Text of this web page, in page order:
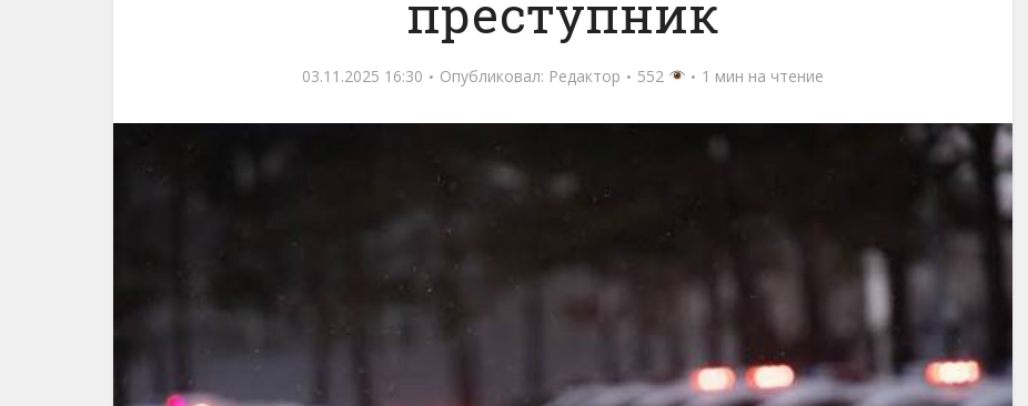
преступник
03.11.2025 16:30 Опубликовал: Редактор 552 1 мин на чтение